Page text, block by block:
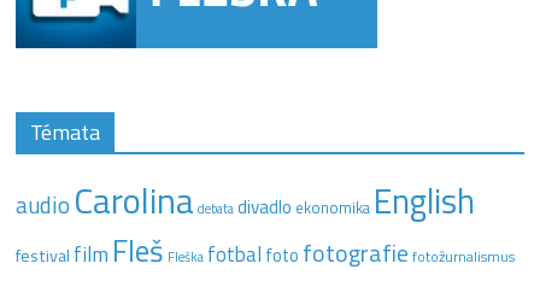
Témata
audio Carolina debata divadlo ekonomika English
festival film Fleš Fleška fotbal foto fotografie fotožurnalismus